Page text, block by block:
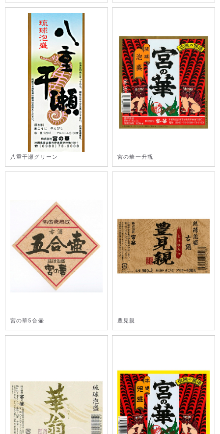
八重干瀬グリーン 宮の華一升瓶
宮の華5合壷 豊見親